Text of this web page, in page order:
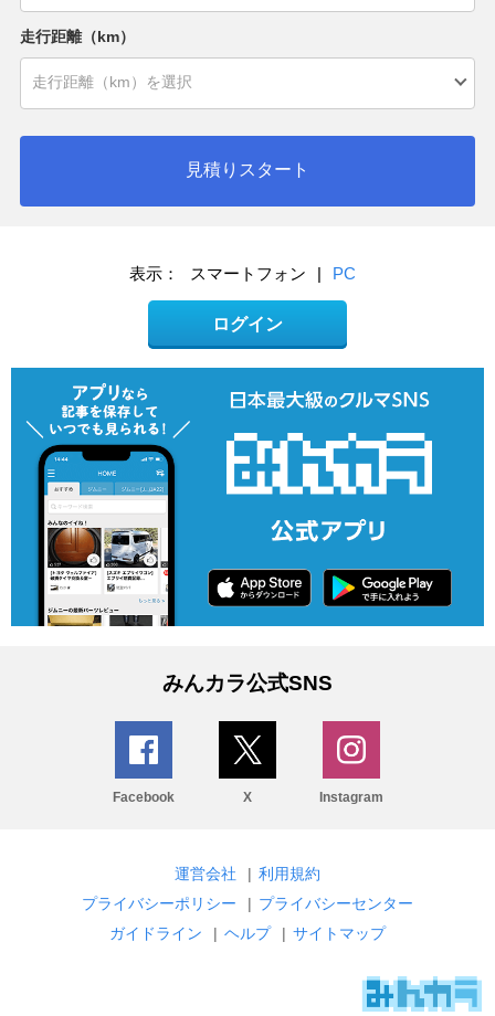
走行距離（km）
見積りスタート
表示： スマートフォン | PC
ログイン
みんカラ公式SNS
Facebook X Instagram
運営会社 | 利用規約
プライバシーポリシー
| プライバシーセンター
ガイドライン
| ヘルプ | サイトマップ